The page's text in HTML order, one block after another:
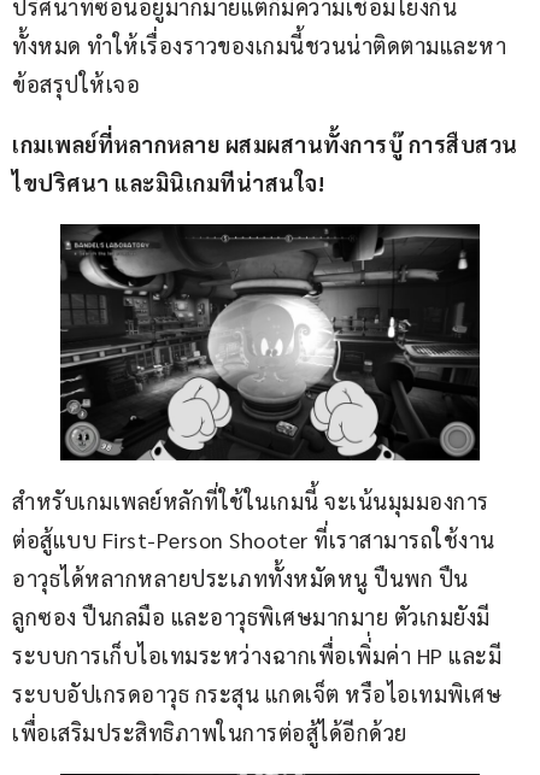
ปริศนาที่ซ่อนอยู่มากมายแต่ก็มีความเชื่อมโยงกัน
ทั้งหมด ทำให้เรื่องราวของเกมนี้ชวนน่าติดตามและหา
ข้อสรุปให้เจอ
เกมเพลย์ที่หลากหลาย ผสมผสานทั้งการบู๊ การสืบสวน
ไขปริศนา และมินิเกมทีน่าสนใจ!
สำหรับเกมเพลย์หลักที่ใช้ในเกมนี้ จะเน้นมุมมองการ
ต่อสู้แบบ First-Person Shooter ที่เราสามารถใช้งาน
อาวุธได้หลากหลายประเภททั้งหมัดหนู ปืนพก ปืน
ลูกซอง ปืนกลมือ และอาวุธพิเศษมากมาย ตัวเกมยังมี
ระบบการเก็บไอเทมระหว่างฉากเพื่อเพิ่่มค่า HP และมี
ระบบอัปเกรดอาวุธ กระสุน แกดเจ็ต หรือไอเทมพิเศษ
เพื่อเสริมประสิทธิภาพในการต่อสู้ได้อีกด้วย